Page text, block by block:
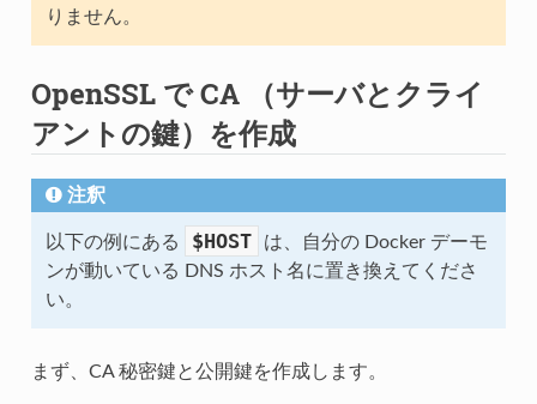
りません。
OpenSSL で CA （サーバとクライ
アントの鍵）を作成
注釈
以下の例にある $HOST
は、自分の Docker デーモ
ンが動いている DNS ホスト名に置き換えてくださ
い。
まず、CA 秘密鍵と公開鍵を作成します。